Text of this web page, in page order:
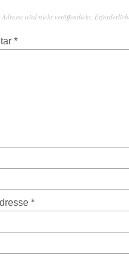
wird nicht veröffentlicht.
*
*